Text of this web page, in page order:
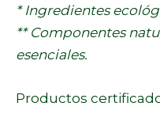
* Ingredientes
** Componentes
esenciales.
Productos